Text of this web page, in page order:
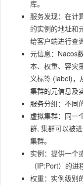
库。
服务发现：在计
的实例的地址和
给客户端进行查
元信息：Nacos
本、权重、容灾
义标签 (label)，
集群的元信息及
服务分组：不同
虚拟集群：同一
群, 集群可以被
集群。
实例：提供一个
（IP:Port）的进
权重：实例级别